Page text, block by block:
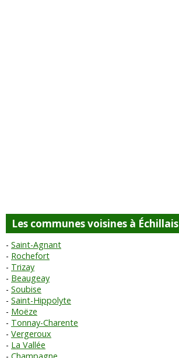
Les communes voisines à Échillais
Saint-Agnant
Rochefort
Trizay
Beaugeay
Soubise
Saint-Hippolyte
Moëze
Tonnay-Charente
Vergeroux
La Vallée